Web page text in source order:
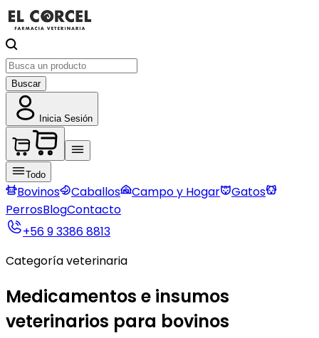
Buscar
Inicia Sesión
Todo
Bovinos Caballos Campo y Hogar
Gatos
PerrosBlogContacto
+56 9 3386 8813
Categoría veterinaria
Medicamentos e insumos
veterinarios para bovinos